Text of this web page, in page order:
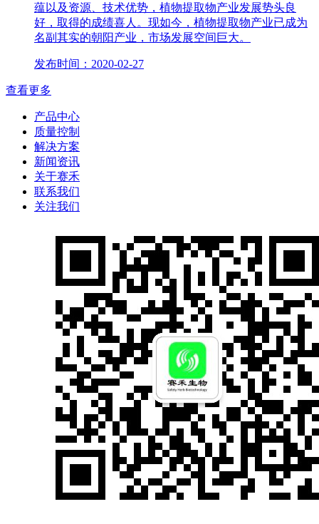
蕴以及资源、技术优势，植物提取物产业发展势头良
好，取得的成绩喜人。现如今，植物提取物产业已成为
名副其实的朝阳产业，市场发展空间巨大。
发布时间：2020-02-27
查看更多
产品中心
质量控制
解决方案
新闻资讯
关于赛禾
联系我们
关注我们